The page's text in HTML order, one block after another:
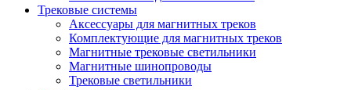
Трековые системы
Аксессуары для магнитных треков
Комплектующие для магнитных треков
Магнитные трековые светильники
Магнитные шинопроводы
Трековые светильники